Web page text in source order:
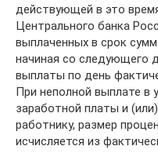
действующей в это
Центрального банка
выплаченных в срок
начиная со следующего
выплаты по день
При неполной выплате в
заработной платы и
работнику, размер
исчисляется из